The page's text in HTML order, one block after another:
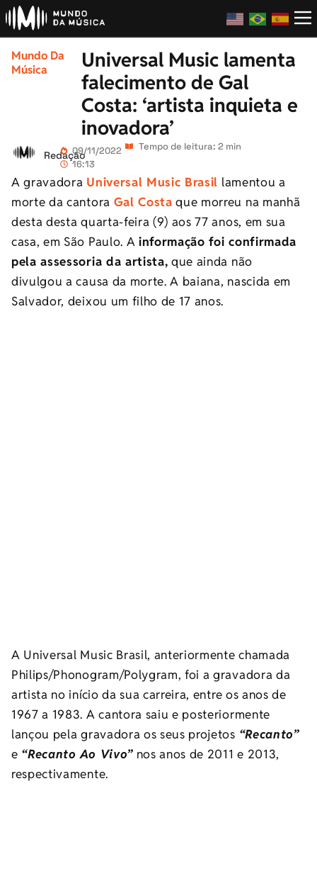
Mundo Da
Música
Universal Music lamenta
falecimento de Gal
Costa: ‘artista inquieta e
inovadora’
Redação09/11/2022
16:13
Tempo de leitura: 2 min
A gravadora Universal Music Brasil lamentou a
morte da cantora Gal Costa que morreu na manhã
desta desta quarta-feira (9) aos 77 anos, em sua
casa, em São Paulo. A informação foi confirmada
pela assessoria da artista, que ainda não
divulgou a causa da morte. A baiana, nascida em
Salvador, deixou um filho de 17 anos.
A Universal Music Brasil, anteriormente chamada
Philips/Phonogram/Polygram, foi a gravadora da
artista no início da sua carreira, entre os anos de
1967 a 1983. A cantora saiu e posteriormente
lançou pela gravadora os seus projetos “Recanto”
e “Recanto Ao Vivo”nos anos de 2011 e 2013,
respectivamente.